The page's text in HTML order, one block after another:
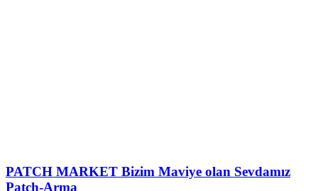
PATCH MARKET Bizim Maviye olan Sevdamız
Patch-Arma